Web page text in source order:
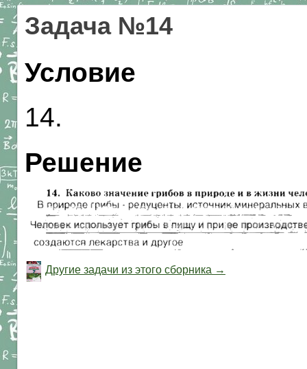
Задача №14
Условие
14.
Решение
Другие задачи из этого сборника →